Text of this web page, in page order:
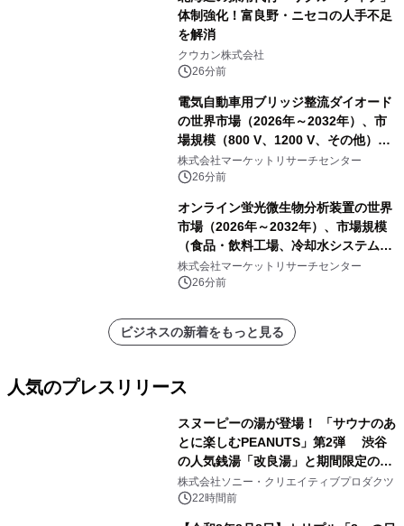
体制強化！富良野・ニセコの人手不足
を解消
クウカン株式会社
26分前
電気自動車用ブリッジ整流ダイオード
の世界市場（2026年～2032年）、市
場規模（800 V、1200 V、その他）・
分析レポートを発表
株式会社マーケットリサーチセンター
26分前
オンライン蛍光微生物分析装置の世界
市場（2026年～2032年）、市場規模
（食品・飲料工場、冷却水システム、
病院、飲料水安全警報システム）・分
析レポートを発表
株式会社マーケットリサーチセンター
26分前
ビジネスの新着をもっと見る
人気のプレスリリース
スヌーピーの湯が登場！ 「サウナのあ
とに楽しむPEANUTS」第2弾 渋谷
の人気銭湯「改良湯」と期間限定のコ
ラボレーション サウナイキタイコラ
ボグッズも発売決定！
株式会社ソニー・クリエイティブプロダクツ
22時間前